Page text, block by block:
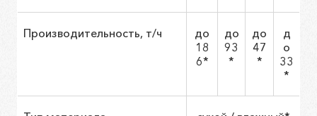
Производительность, т/ч
до
18
6*
до
93
*
до
47
*
д
о
33
*